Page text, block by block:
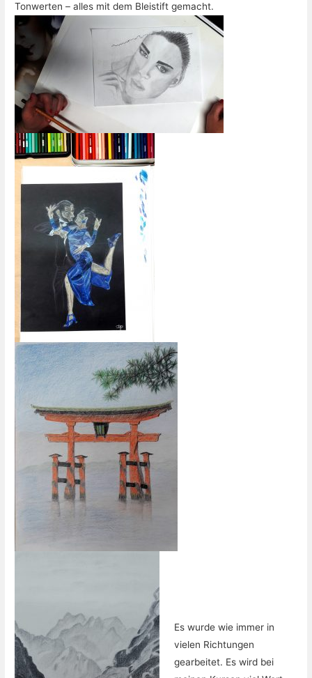
Tonwerten – alles mit dem Bleistift gemacht.
Es wurde wie immer in
vielen Richtungen
gearbeitet. Es wird bei